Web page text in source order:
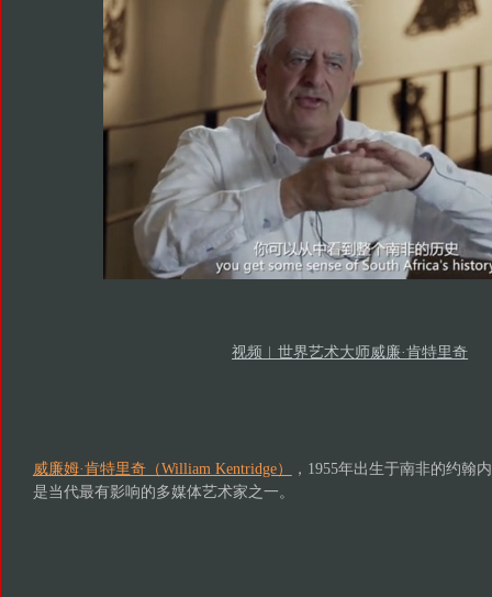
视频︱世界艺术大师威廉·肯特里奇
威廉姆·肯特里奇（William Kentridge）
，1955年出生于南非的约翰
是当代最有影响的多媒体艺术家之一。